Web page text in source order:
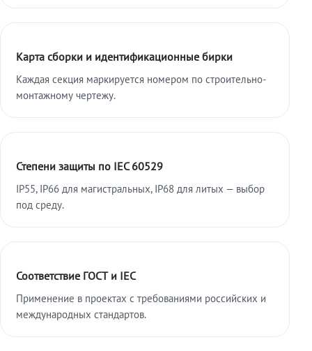
Карта сборки и идентификационные бирки
Каждая секция маркируется номером по строительно-
монтажному чертежу.
Степени защиты по IEC 60529
IP55, IP66 для магистральных, IP68 для литых — выбор
под среду.
Соответствие ГОСТ и IEC
Применение в проектах с требованиями российских и
международных стандартов.